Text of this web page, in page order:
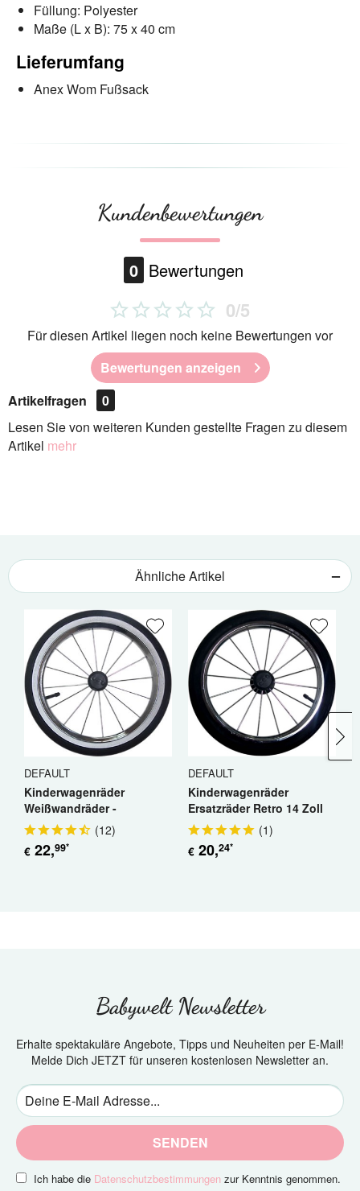
Füllung: Polyester
Maße (L x B): 75 x 40 cm
Lieferumfang
Anex Wom Fußsack
Kundenbewertungen
0 Bewertungen
0/5
Für diesen Artikel liegen noch keine Bewertungen vor
Bewertungen anzeigen
Artikelfragen
0
Lesen Sie von weiteren Kunden gestellte Fragen zu diesem
Artikel mehr
Ähnliche Artikel
DEFAULT
Kinderwagenräder
Weißwandräder -
Ersatzräder 14 Zoll Retro
(12)
€ 22,99*
DEFAULT
Kinderwagenräder
Ersatzräder Retro 14 Zoll
(1)
€ 20,24*
Babywelt Newsletter
Erhalte spektakuläre Angebote, Tipps und Neuheiten per E-Mail!
Melde Dich JETZT für unseren kostenlosen Newsletter an.
SENDEN
Ich habe die Datenschutzbestimmungen zur Kenntnis genommen.